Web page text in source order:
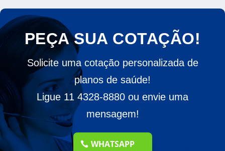
PEÇA SUA COTAÇÃO!
Solicite uma cotação personalizada de
planos de saúde!
Ligue 11 4328-8880 ou envie uma
mensagem!
WHATSAPP